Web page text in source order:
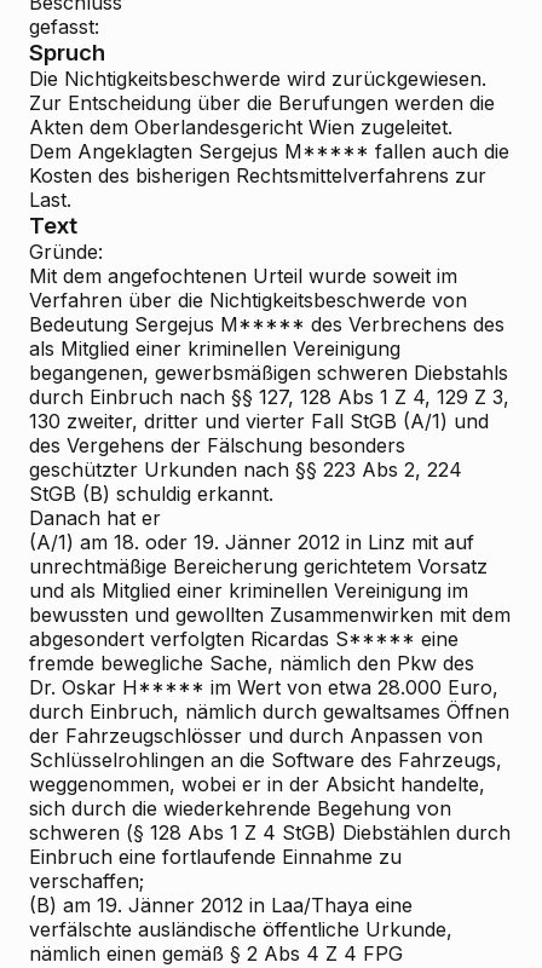
gefasst:
Spruch
Die Nichtigkeitsbeschwerde wird zurückgewiesen.
Zur Entscheidung über die Berufungen werden die
Akten dem Oberlandesgericht Wien zugeleitet.
Dem Angeklagten Sergejus M***** fallen auch die
Kosten des bisherigen Rechtsmittelverfahrens zur
Last.
Text
Gründe:
Mit dem angefochtenen Urteil wurde soweit im
Verfahren über die Nichtigkeitsbeschwerde von
Bedeutung Sergejus M***** des Verbrechens des
als Mitglied einer kriminellen Vereinigung
begangenen, gewerbsmäßigen schweren Diebstahls
durch Einbruch nach §§ 127, 128 Abs 1 Z 4, 129 Z 3,
130 zweiter, dritter und vierter Fall StGB (A/1) und
des Vergehens der Fälschung besonders
geschützter Urkunden nach §§ 223 Abs 2, 224
StGB (B) schuldig erkannt.
Danach hat er
(A/1) am 18. oder 19. Jänner 2012 in Linz mit auf
unrechtmäßige Bereicherung gerichtetem Vorsatz
und als Mitglied einer kriminellen Vereinigung im
bewussten und gewollten Zusammenwirken mit dem
abgesondert verfolgten Ricardas S***** eine
fremde bewegliche Sache, nämlich den Pkw des
Dr. Oskar H***** im Wert von etwa 28.000 Euro,
durch Einbruch, nämlich durch gewaltsames Öffnen
der Fahrzeugschlösser und durch Anpassen von
Schlüsselrohlingen an die Software des Fahrzeugs,
weggenommen, wobei er in der Absicht handelte,
sich durch die wiederkehrende Begehung von
schweren (§ 128 Abs 1 Z 4 StGB) Diebstählen durch
Einbruch eine fortlaufende Einnahme zu
verschaffen;
(B) am 19. Jänner 2012 in Laa/Thaya eine
verfälschte ausländische öffentliche Urkunde,
nämlich einen gemäß § 2 Abs 4 Z 4 FPG